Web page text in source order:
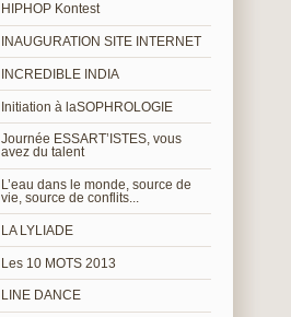
HIPHOP Kontest
INAUGURATION SITE INTERNET
INCREDIBLE INDIA
Initiation à laSOPHROLOGIE
Journée ESSART’ISTES, vous
avez du talent
L’eau dans le monde, source de
vie, source de conflits...
LA LYLIADE
Les 10 MOTS 2013
LINE DANCE